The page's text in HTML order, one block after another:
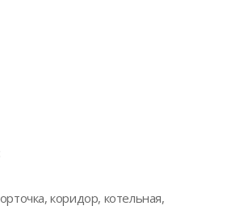
коридор, котельная,